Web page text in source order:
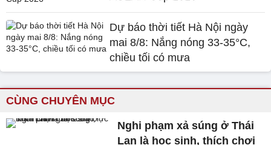
Dự báo thời tiết Hà Nội ngày
mai 8/8: Nắng nóng 33-35°C,
chiều tối có mưa
CÙNG CHUYÊN MỤC
Nghi phạm xả súng ở Thái
Lan là học sinh, thích chơi